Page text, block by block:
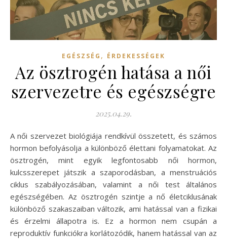
EGÉSZSÉG , ÉRDEKESSÉGEK
Az ösztrogén hatása a női
szervezetre és egészségre
2025.04.29.
A női szervezet biológiája rendkívül összetett, és számos
hormon befolyásolja a különböző élettani folyamatokat. Az
ösztrogén, mint egyik legfontosabb női hormon,
kulcsszerepet játszik a szaporodásban, a menstruációs
ciklus szabályozásában, valamint a női test általános
egészségében. Az ösztrogén szintje a nő életciklusának
különböző szakaszaiban változik, ami hatással van a fizikai
és érzelmi állapotra is. Ez a hormon nem csupán a
reproduktív funkciókra korlátozódik, hanem hatással van az